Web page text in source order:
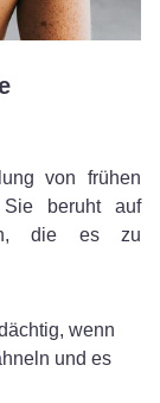
von frühen
beruht auf
die es zu
wenn
und es